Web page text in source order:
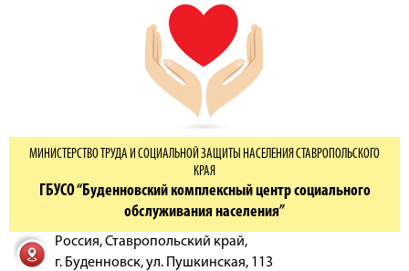
МИНИСТЕРСТВО ТРУДА И СОЦИАЛЬНОЙ ЗАЩИТЫ НАСЕЛЕНИЯ СТАВРОПОЛЬСКОГО
КРАЯ
ГБУСО “Буденновский комплексный центр социального
обслуживания населения”
Россия, Ставропольский край,
г. Буденновск,ул. Пушкинская, 113